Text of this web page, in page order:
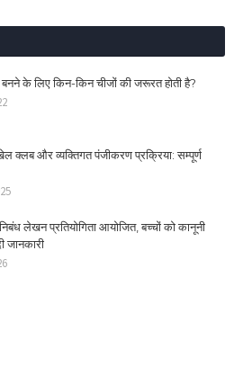
के लिए किन-किन चीजों की जरूरत होती है?
क्लब और व्यक्तिगत पंजीकरण प्रक्रिया: सम्पूर्ण
लेखन प्रतियोगिता आयोजित, बच्चों को कानूनी
जानकारी